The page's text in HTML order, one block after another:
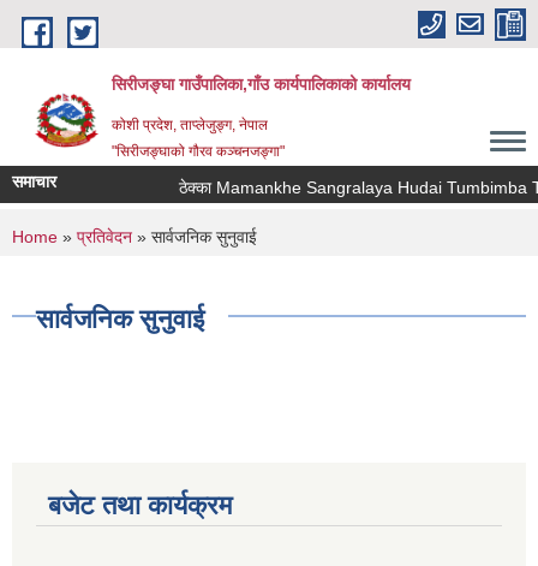
Skip to main content
सिरीजङ्घा गाउँपालिका,गाँउ कार्यपालिकाको कार्यालय
कोशी प्रदेश, ताप्लेजुङ्ग, नेपाल
"सिरीजङ्घाको गौरव कञ्चनजङ्गा"
समाचार ठेक्का Mamankhe Sangralaya Hudai Tumbimba
You are here
Home » प्रतिवेदन » सार्वजनिक सुनुवाई
सार्वजनिक सुनुवाई
बजेट तथा कार्यक्रम